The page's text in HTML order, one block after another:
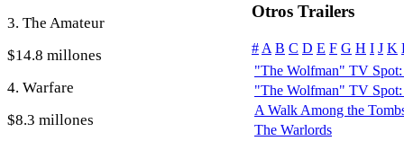
3. The Amateur
$14.8 millones
4. Warfare
$8.3 millones
Otros Trailers
# A B C D E F G H I J K
"The Wolfman" TV
"The Wolfman" TV
A Walk Among the
The Warlords